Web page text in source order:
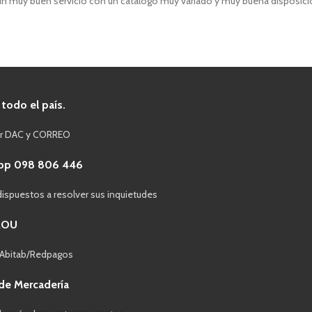
todo el país.
y CORREO
098 806 446
a resolver sus inquietudes
Redpagos
Mercadería